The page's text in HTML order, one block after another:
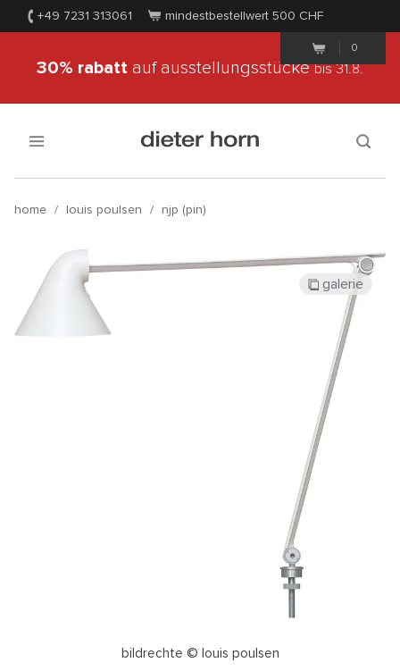
+49 7231 313061 mindestbestellwert 500 CHF
0
30% rabatt auf ausstellungsstückebis 31.8.
home / louis poulsen / njp (pin)
bildrechte © louis poulsen
galerie